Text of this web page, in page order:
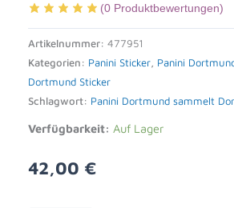
(0 Produktbewertungen)
Artikelnummer: 477951
Kategorien: Panini Sticker Panini
Dortmund Sticker
Schlagwort: Panini Dortmund sammelt
Verfügbarkeit: Auf Lager
42,00 €